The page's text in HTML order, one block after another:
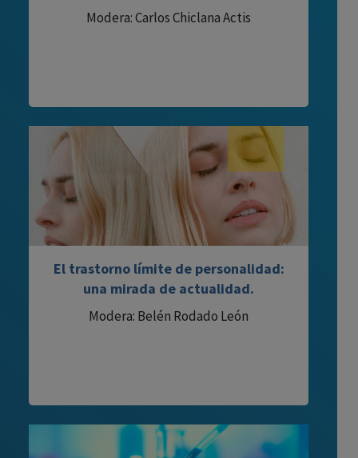
Modera: Carlos Chiclana Actis
El trastorno límite de personalidad:
una mirada de actualidad.
Modera: Belén Rodado León